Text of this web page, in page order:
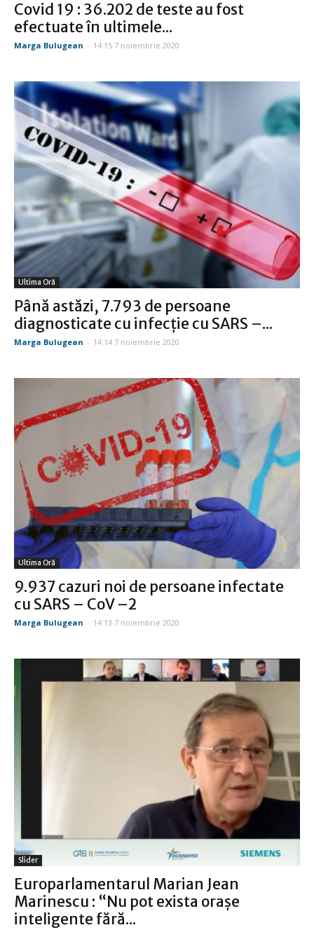
Covid 19 : 36.202 de teste au fost
efectuate în ultimele...
Marga Bulugean - 14:15 7 noiembrie 2020
Ultima Oră
Până astăzi, 7.793 de persoane
diagnosticate cu infecție cu SARS –...
Marga Bulugean - 14:14 7 noiembrie 2020
Ultima Oră
9.937 cazuri noi de persoane infectate
cu SARS – CoV –2
Marga Bulugean - 14:13 7 noiembrie 2020
Slider
Europarlamentarul Marian Jean
Marinescu : “Nu pot exista orașe
inteligente fără...